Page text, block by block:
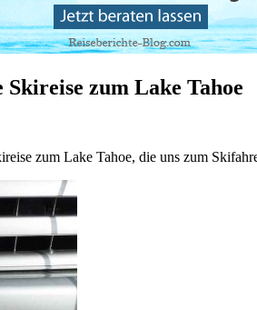
Skireise zum Lake Tahoe
zum Lake Tahoe, die uns zum